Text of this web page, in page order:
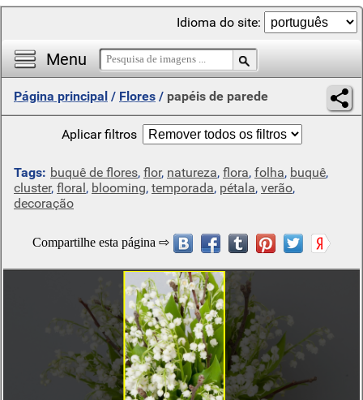
Menu
Idioma do site:
Página principal / Flores / papéis de parede
Aplicar filtros
Tags: buquê de flores, flor, natureza, flora, folha, buquê,
cluster, floral, blooming, temporada, pétala, verão,
decoração